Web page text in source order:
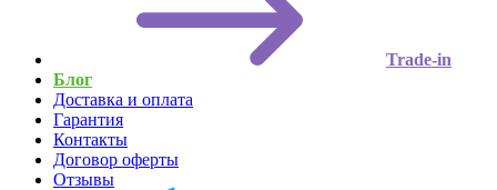
Trade-in
Блог
Доставка и оплата
Гарантия
Контакты
Договор оферты
Отзывы